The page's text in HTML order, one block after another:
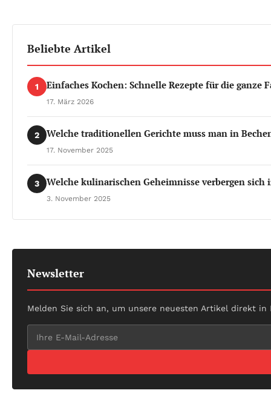
Beliebte Artikel
1 Einfaches Kochen: Schnelle Rezepte für die ganze
17. März 2026
2 Welche traditionellen Gerichte muss man in
17. November 2025
3 Welche kulinarischen Geheimnisse verbergen sich
3. November 2025
Newsletter
Melden Sie sich an, um unsere neuesten Artikel direkt